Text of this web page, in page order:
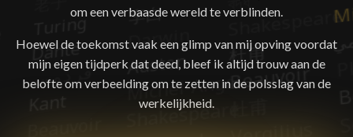
om een verbaasde wereld te verblinden.
Hoewel de toekomst vaak een glimp van mij opving voordat
mijn eigen tijdperk dat deed, bleef ik altijd trouw aan de
belofte om verbeelding om te zetten in de polsslag van de
werkelijkheid.